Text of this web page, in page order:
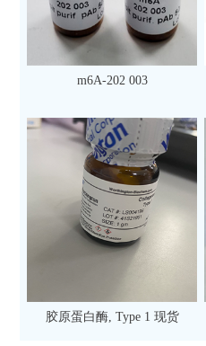
m6A-202 003
胶原蛋白酶, Type 1 现货